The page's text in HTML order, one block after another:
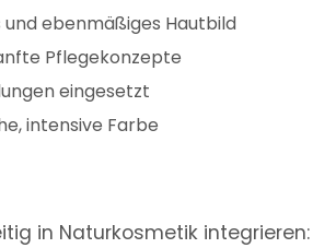
ebenmäßiges Hautbild
Pflegekonzepte
eingesetzt
intensive Farbe
in Naturkosmetik integrieren: